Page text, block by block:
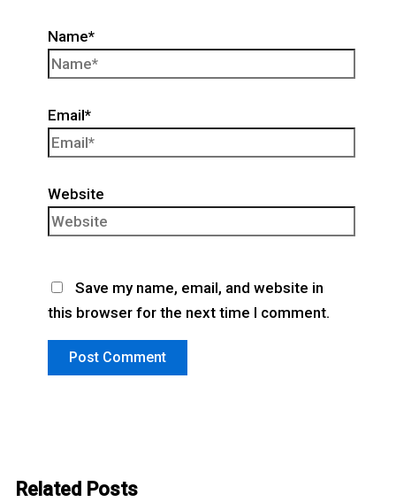
Name*
Email*
Website
Save my name, email, and website in
this browser for the next time I comment.
Related Posts